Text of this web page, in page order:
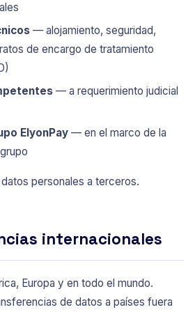
— alojamiento, seguridad,
de encargo de tratamiento
— a requerimiento judicial
ElyonPay — en el marco de la
personales a terceros.
internacionales
Europa y en todo el mundo.
de datos a países fuera